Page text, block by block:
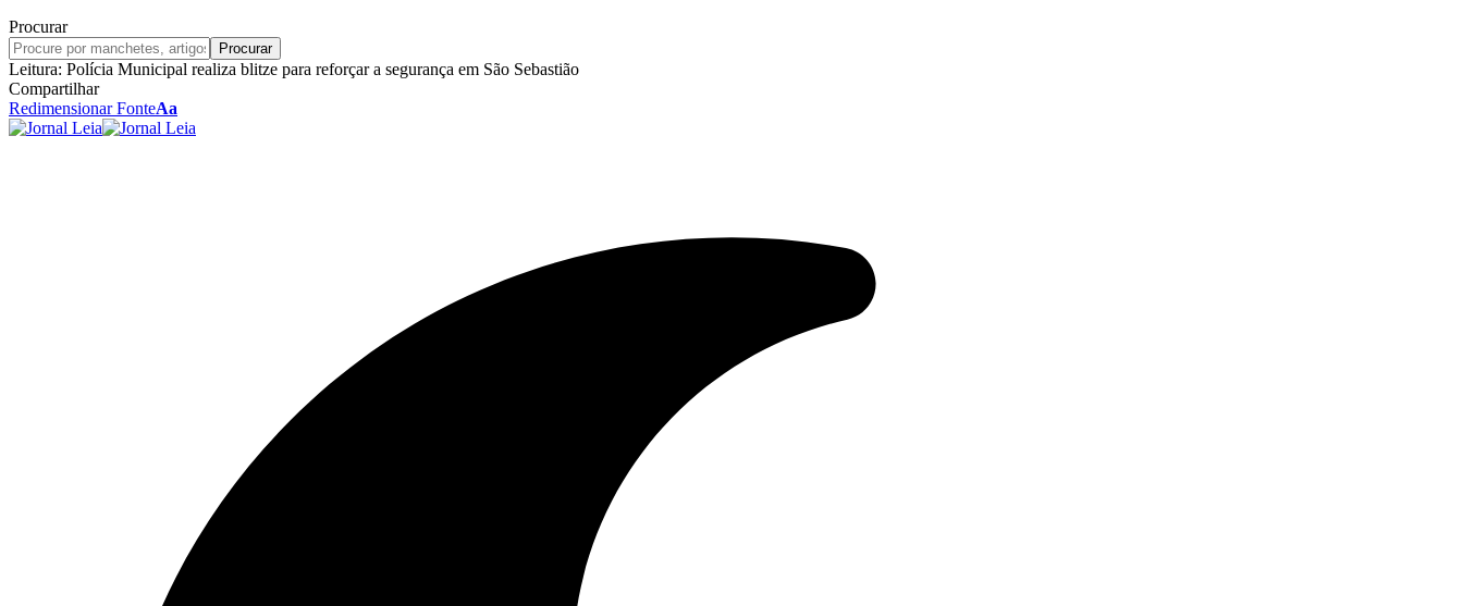
Procurar
Leitura: Polícia Municipal realiza blitze para reforçar a segurança em São Sebastião
Compartilhar
Redimensionar FonteAa